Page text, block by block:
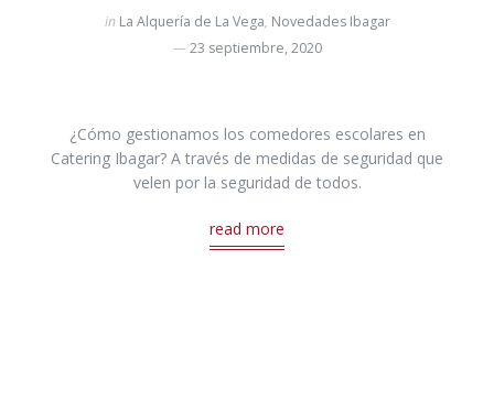
in La Alquería de La Vega, Novedades Ibagar
23 septiembre, 2020
¿Cómo gestionamos los comedores escolares en
Catering Ibagar? A través de medidas de seguridad que
velen por la seguridad de todos.
read more